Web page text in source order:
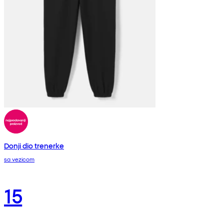
Donji dio trenerke
sa vezicom
15